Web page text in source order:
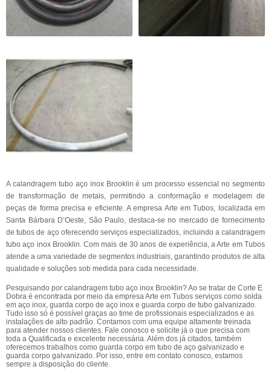
A calandragem tubo aço inox Brooklin é um processo essencial no segmento
de transformação de metais, permitindo a conformação e modelagem de
peças de forma precisa e eficiente. A empresa Arte em Tubos, localizada em
Santa Bárbara D’Oeste, São Paulo, destaca-se no mercado de fornecimento
de tubos de aço oferecendo serviços especializados, incluindo a calandragem
tubo aço inox Brooklin. Com mais de 30 anos de experiência, a Arte em Tubos
atende a uma variedade de segmentos industriais, garantindo produtos de alta
qualidade e soluções sob medida para cada necessidade.
Pesquisando por calandragem tubo aço inox Brooklin? Ao se tratar de Corte E
Dobra é encontrada por meio da empresa Arte em Tubos serviços como solda
em aço inox, guarda corpo de aço inox e guarda corpo de tubo galvanizado.
Tudo isso só é possível graças ao time de profissionais especializados e as
instalações de alto padrão. Contamos com uma equipe altamente treinada
para atender nossos clientes. Fale conosco e solicite já o que precisa com
toda a Qualificada e excelente necessária. Além dos já citados, também
oferecemos trabalhos como guarda corpo em tubo de aço galvanizado e
guarda corpo galvanizado. Por isso, entre em contato conosco, estamos
sempre a disposição do cliente.